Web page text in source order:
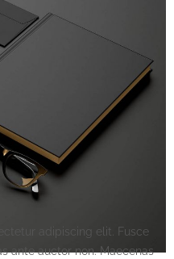
adipiscing elit. Fusce
ante auctor non. Maecenas